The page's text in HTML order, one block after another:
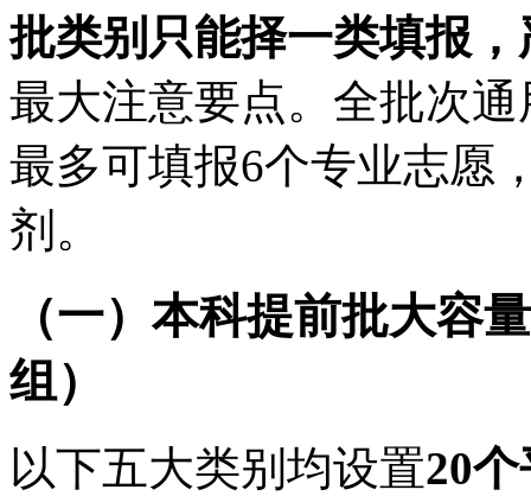
批类别只能择一类填报
最大注意要点。全批次
最多可填报6个专业志愿
剂。
（一）本科提前批大容
组）
以下五大类别均设置20